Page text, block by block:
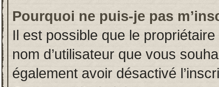
Pourquoi ne puis-je pas
Il est possible que le
nom d’utilisateur que vous
également avoir désactivé